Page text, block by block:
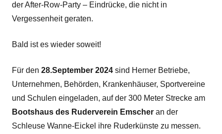
der After-Row-Party – Eindrücke, die nicht in
Vergessenheit geraten.
Bald ist es wieder soweit!
Für den 28.September 2024 sind Herner Betriebe,
Unternehmen, Behörden, Krankenhäuser, Sportvereine
und Schulen eingeladen, auf der 300 Meter Strecke am
Bootshaus des Ruderverein Emscher an der
Schleuse Wanne-Eickel ihre Ruderkünste zu messen.